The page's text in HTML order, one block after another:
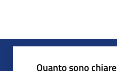
Quanto sono